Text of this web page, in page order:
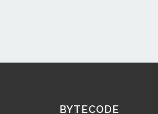
BYTECODE